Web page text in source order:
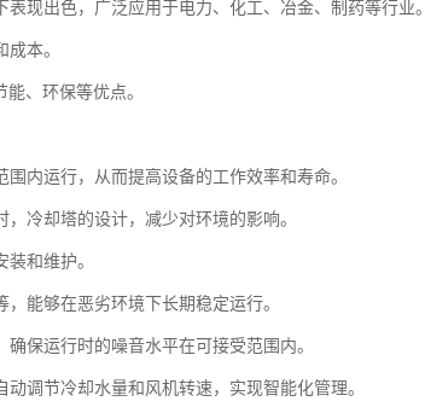
现出色，广泛应用于电力、化工、冶金、制药等行业。
本。
、环保等优点。
内运行，从而提高设备的工作效率和寿命。
冷却塔的设计，减少对环境的影响。
和维护。
能够在恶劣环境下长期稳定运行。
保运行时的噪音水平在可接受范围内。
调节冷却水量和风机转速，实现智能化管理。